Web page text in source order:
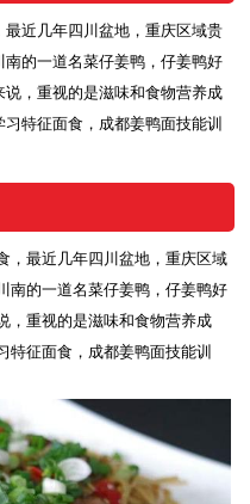
近几年四川盆地，重庆区域贵
的一道名菜仔姜鸭，仔姜鸭好
，重视的是滋味和食物营养成
特征面食，成都姜鸭面技能训
最近几年四川盆地，重庆区域
南的一道名菜仔姜鸭，仔姜鸭好
，重视的是滋味和食物营养成
特征面食，成都姜鸭面技能训